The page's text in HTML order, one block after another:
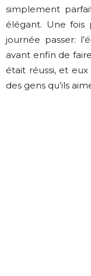
simplement
élégant. Une fois
journée passer:
avant enfin de
était réussi, et
des gens qu’ils